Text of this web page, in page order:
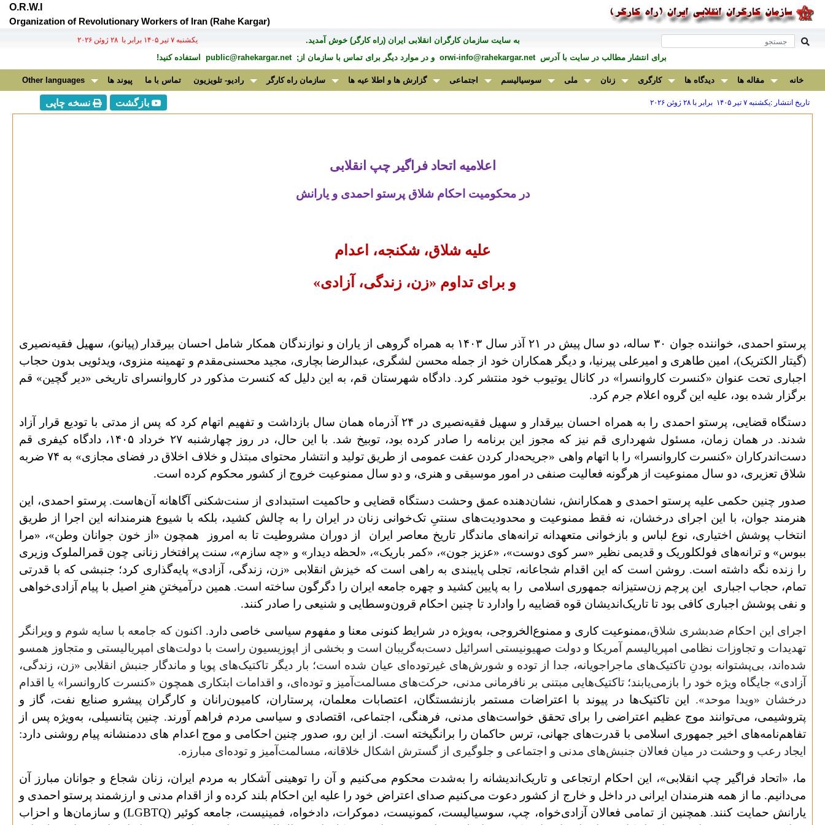
O.R.W.I
Organization of Revolutionary Workers of Iran (Rahe Kargar)
به سايت سازمان کارگران انقلابی ايران (راه کارگر) خوش آمديد. يكشنبه ۷ تير ۱۴۰۵ برابر با ۲۸ ژوئن ۲۰۲۶
برای انتشار مطالب در سايت با آدرسorwi-info@rahekargar.net و در موارد ديگر برای تماس با سازمان از;public@rahekargar.net استفاده کنید!
خانه مقاله ها دیدگاه ها کارگری زنان ملی سوسیالیسم اجتماعی گزارش ها و اطلا عیه ها سازمان راه کارگر رادیو- تلویزیون تماس با ما پیوند ها Other languages
تاریخ انتشار :يكشنبه ۷ تير ۱۴۰۵ برابر با ۲۸ ژوئن ۲۰۲۶ بازگشت نسخه چاپی
اعلامیه اتحاد فراگیر چپ انقلابی
در محکومیت احکام شلاق پرستو احمدی و یارانش
علیه شلاق، شکنجه، اعدام
و برای تداوم «زن، زندگی، آزادی«
پرستو احمدی، خواننده جوان ۳۰ ساله، دو سال پیش در ۲۱ آذر سال ۱۴۰۳ به همراه گروهی از یاران و نوازندگان همکار شامل احسان بیرقدار (پیانو)، سهیل فقیه‌نصیری
(گیتار الکتریک)، امین طاهری و امیرعلی پیرنیا، و دیگر همکاران خود از جمله محسن لشگری، عبدالرضا بچاری، مجید محسنی‌مقدم و تهمینه منزوی، ویدئویی بدون حجاب
اجباری تحت عنوان «کنسرت کاروانسرا» در کانال یوتیوب خود منتشر کرد. دادگاه شهرستان قم، به این دلیل که کنسرت مذکور در کاروانسرای تاریخی «دیر گچین» قم
برگزار شده بود، علیه این گروه اعلام جرم کرد.
دستگاه قضایی، پرستو احمدی را به همراه احسان بیرقدار و سهیل فقیه‌نصیری در ۲۴ آذرماه همان سال بازداشت و تفهیم اتهام کرد که پس از مدتی با تودیع قرار آزاد
شدند. در همان زمان، مسئول شهرداری قم نیز که مجوز این برنامه را صادر کرده بود، توبیخ شد. با این حال، در روز چهارشنبه ۲۷ خرداد ۱۴۰۵، دادگاه کیفری قم
دست‌اندرکاران «کنسرت کاروانسرا» را با اتهام واهی «جریحه‌دار کردن عفت عمومی از طریق تولید و انتشار محتوای مبتذل و خلاف اخلاق در فضای مجازی» به ۷۴ ضربه
شلاق تعزیری، دو سال ممنوعیت از هرگونه فعالیت صنفی در امور موسیقی و هنری، و دو سال ممنوعیت خروج از کشور محکوم کرده است.
صدور چنین حکمی علیه پرستو احمدی و همکارانش، نشان‌دهنده عمق وحشت دستگاه قضایی و حاکمیت استبدادی از سنت‌شکنی آگاهانه آن‌هاست. پرستو احمدی، این
هنرمند جوان، با این اجرای درخشان، نه فقط ممنوعیت و محدودیت‌های سنتیِ تک‌خوانی زنان در ایران را به چالش کشید، بلکه با شیوع هنرمندانه این اجرا از طریق
انتخاب پوشش اختیاری، نوع لباس و بازخوانی متعهدانه ترانه‌های ماندگار تاریخ معاصر ایران از دوران مشروطیت تا به امروز همچون «از خون جوانان وطن»، «مرا
ببوس» و ترانه‌های فولکلوریک و قدیمی نظیر «سر کوی دوست»، «عزیز جون»، «کمر باریک»، «لحظه دیدار» و «چه سازم»، سنت پرافتخار زنانی چون قمرالملوک وزیری
را زنده نگه داشته است. روشن است که این اقدام شجاعانه، تجلی پایبندی به راهی است که خیزش انقلابی «زن، زندگی، آزادی» پایه‌گذاری کرد؛ جنبشی که با قدرتی
تمام، حجاب اجباری این پرچم زن‌ستیزانه جمهوری اسلامی را به پایین کشید و چهره جامعه ایران را دگرگون ساخته است. همین درآمیختنِ هنرِ اصیل با پیام آزادی‌خواهی
و نفی پوشش اجباری کافی بود تا تاریک‌اندیشان قوه قضاییه را وادارد تا چنین احکام قرون‌وسطایی و شنیعی را صادر کنند.
اجرای این احکام ضدبشری شلاق،ممنوعیت کاری و ممنوع‌الخروجی، به‌ویژه در شرایط کنونی معنا و مفهوم سیاسی خاصی دارد. اکنون که جامعه با سایه شوم و ویرانگر
تهدیدات و تجاوزات نظامی امپریالیسم آمریکا و دولت صهیونیستی اسرائیل دست‌به‌گریبان است و بخشی از اپوزیسیون راست با دولت‌های امپریالیستی و متجاوز همسو
شده‌اند، بی‌پشتوانه بودنِ تاکتیک‌های ماجراجویانه، جدا از توده و شورش‌های غیرتوده‌ای عیان شده است؛ بار دیگر تاکتیک‌های پویا و ماندگار جنبش انقلابی «زن، زندگی،
آزادی» جایگاه ویژه خود را بازمی‌یابند؛ تاکتیک‌هایی مبتنی بر نافرمانی مدنی، حرکت‌های مسالمت‌آمیز و توده‌ای، و اقدامات ابتکاری همچون «کنسرت کاروانسرا» یا اقدام
درخشان «ویدا موحد». این تاکتیک‌ها در پیوند با اعتراضات مستمر بازنشستگان، اعتصابات معلمان، پرستاران، کامیون‌رانان و کارگران پیشرو صنایع نفت، گاز و
پتروشیمی، می‌توانند موج عظیم اعتراضی را برای تحقق خواست‌های مدنی، فرهنگی، اجتماعی، اقتصادی و سیاسی مردم فراهم آورند. چنین پتانسیلی، به‌ویژه پس از
تفاهم‌نامه‌های اخیر جمهوری اسلامی با قدرت‌های جهانی، ترس حاکمان را برانگیخته است. از این رو، صدور چنین احکامی و موج اعدام های ددمنشانه پیام روشنی دارد:
ایجاد رعب و وحشت در میان فعالان جنبش‌های مدنی و اجتماعی و جلوگیری از گسترش اشکال خلاقانه، مسالمت‌آمیز و توده‌ای مبارزه.
ما، «اتحاد فراگیر چپ انقلابی»، این احکام ارتجاعی و تاریک‌اندیشانه را به‌شدت محکوم می‌کنیم و آن را توهینی آشکار به مردم ایران، زنان شجاع و جوانان مبارز آن
می‌دانیم. ما از همه هنرمندان ایرانی در داخل و خارج از کشور دعوت می‌کنیم صدای اعتراض خود را علیه این احکام بلند کرده و از اقدام مدنی و ارزشمند پرستو احمدی و
یارانش حمایت کنند. همچنین از تمامی فعالان آزادی‌خواه، چپ، سوسیالیست، کمونیست، دموکرات، دادخواه، فمینیست، جامعه کوئیر
(LGBTQ)
و سازمان‌ها و احزاب